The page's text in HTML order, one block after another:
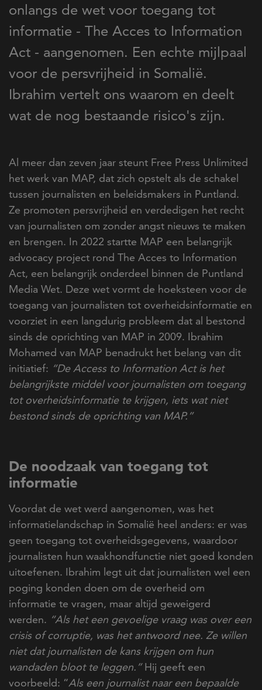
onlangs de wet voor toegang tot
informatie - The Acces to Information
Act - aangenomen. Een echte mijlpaal
voor de persvrijheid in Somalië.
Ibrahim vertelt ons waarom en deelt
wat de nog bestaande risico's zijn.
Al meer dan zeven jaar steunt Free Press Unlimited
het werk van MAP, dat zich opstelt als de schakel
tussen journalisten en beleidsmakers in Puntland.
Ze promoten persvrijheid en verdedigen het recht
van journalisten om zonder angst nieuws te maken
en brengen. In 2022 startte MAP een belangrijk
advocacy project rond The Acces to Information
Act, een belangrijk onderdeel binnen de Puntland
Media Wet. Deze wet vormt de hoeksteen voor de
toegang van journalisten tot overheidsinformatie en
voorziet in een langdurig probleem dat al bestond
sinds de oprichting van MAP in 2009. Ibrahim
Mohamed van MAP benadrukt het belang van dit
initiatief: “De Access to Information Act is het
belangrijkste middel voor journalisten om toegang
tot overheidsinformatie te krijgen, iets wat niet
bestond sinds de oprichting van MAP.”
De noodzaak van toegang tot
informatie
Voordat de wet werd aangenomen, was het
informatielandschap in Somalië heel anders: er was
geen toegang tot overheidsgegevens, waardoor
journalisten hun waakhondfunctie niet goed konden
uitoefenen. Ibrahim legt uit dat journalisten wel een
poging konden doen om de overheid om
informatie te vragen, maar altijd geweigerd
werden. “Als het een gevoelige vraag was over een
crisis of corruptie, was het antwoord nee. Ze willen
niet dat journalisten de kans krijgen om hun
wandaden bloot te leggen.”Hij geeft een
voorbeeld: “Als een journalist naar een bepaalde